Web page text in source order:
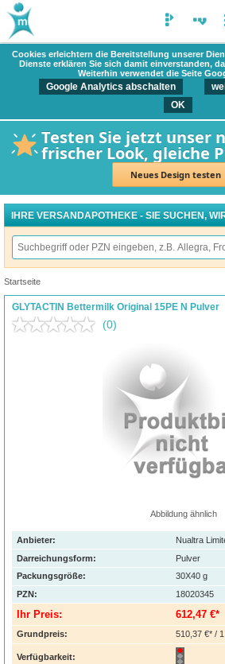
Cookies erleichtern die Bereitstellung unserer
Dienste erklären Sie sich damit einverstanden,
Weiterhin verwendet die Seite
Google Analytics abschalten
OK
Testen Sie jetzt unser
frischer Look, gleiche
Neues Design testen
IHRE VERSANDAPOTHEKE - SIE SUCHEN,
Startseite
GLYTACTIN Bettermilk Original 15PE N Pulver
(0)
Abbildung ähnlich
Anbieter:
Nualtra
Darreichungsform:
Pulver
Packungsgröße:
30X40 g
PZN: 18020345
Ihr Preis: 612,47 €*
Grundpreis: 510,37 €* /
Verfügbarkeit: